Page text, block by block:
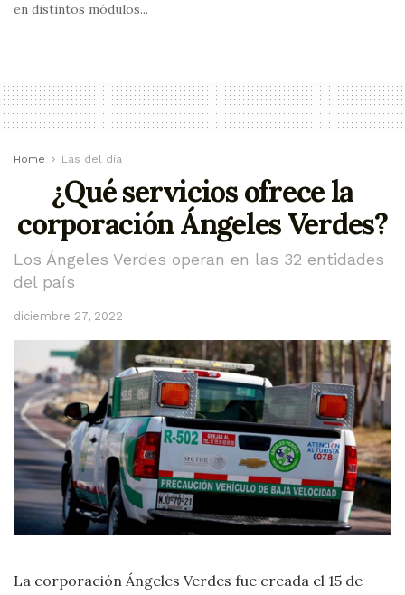
en distintos módulos...
Home Las del día
¿Qué servicios ofrece la
corporación Ángeles Verdes?
Los Ángeles Verdes operan en las 32 entidades
del país
diciembre 27, 2022
La corporación Ángeles Verdes fue creada el 15 de